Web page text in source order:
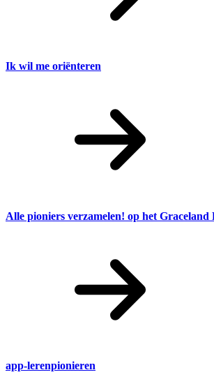
Ik wil me oriënteren
Alle pioniers verzamelen! op het Graceland
app-lerenpionieren